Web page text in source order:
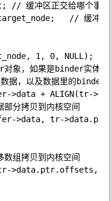
缓冲区正交给哪个事务
// 缓冲区
1, 0, NULL);
象，如果是binder实体，
据，以及数据里的binder
>data + ALIGN(tr-
分拷贝到内核空间
>data, tr-
组拷贝到内核空间
>data.ptr.offsets,